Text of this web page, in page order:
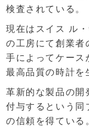
検査されている。
現在はスイス ル
の工房にて創業者
手によってケース
最高品質の時計を
革新的な製品の開
付与するという同
の信頼を得ている